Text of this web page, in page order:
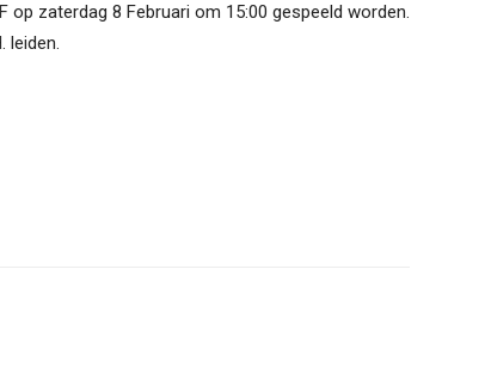
op zaterdag 8 Februari om 15:00 gespeeld worden.
leiden.